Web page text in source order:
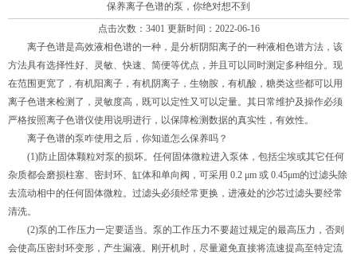
保养离子色谱的泵，你绝对想不到
点击次数：3401 更新时间：2022-06-16
离子色谱是高效液相色谱的一种，是分析阴阳离子的一种液相色谱方法，该
方法具有选择性好、灵敏、快速、简便等优点，并且可以同时测定多种组分。现
在范围更宽了，有机阳离子，有机阴离子，生物胺，有机酸，糖类这些都可以用
离子色谱来检测了，灵敏度高，既可以定性又可以定量。其日常维护及操作必须
严格按照离子色谱仪使用说明进行，以保障检测数据的真实性，有效性。
离子色谱的泵咋使用之后，你知道怎么保养吗？
(1)防止固体颗粒对泵的损坏。任何固体微粒进入泵体，包括尘埃或其它任何
杂质都会磨损柱塞、密封环、缸体和单向阀，可采用 0.2 μm 或 0.45μm的过滤头除
去流动相中的任何固体微粒。过滤头必须经常更换，进液处的沙芯过滤头要经常
清洗。
(2)泵的工作压力一定要适当。泵的工作压力不要超过规定的最高压力，否则
会使高压密封环变形，产生漏液。刚开机时，尽量避免直接将流速提高至特定流